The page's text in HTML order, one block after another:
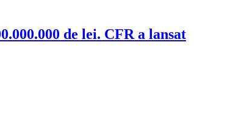
de lei. CFR a lansat